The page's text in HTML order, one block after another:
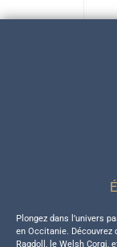
Plongez dans l’univers
en Occitanie. Découvrez
Ragdoll, le Welsh Corgi,